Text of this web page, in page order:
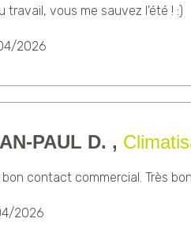
travail, vous me sauvez l'été ! :)
2026
PAUL D. ,
bon contact commercial. Très
2026